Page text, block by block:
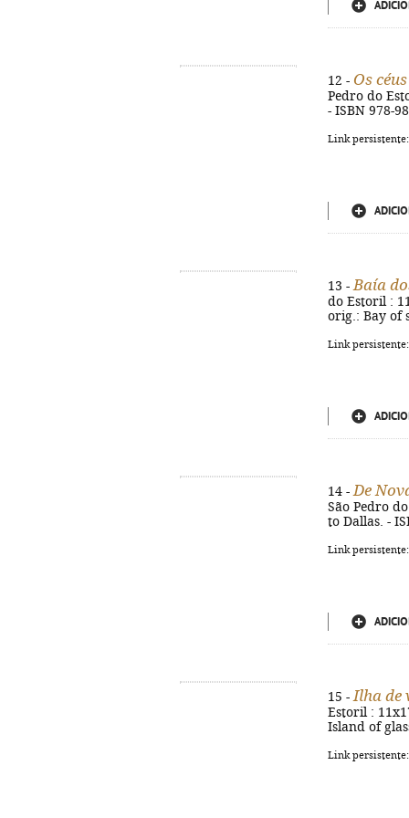
12 - Os
Pedro do
- ISBN 978-
Link
13 - Baía
do Estoril :
orig.: Bay of
Link
14 - De
São Pedro
to Dallas. -
Link
15 - Ilha de
Estoril :
Island of
Link